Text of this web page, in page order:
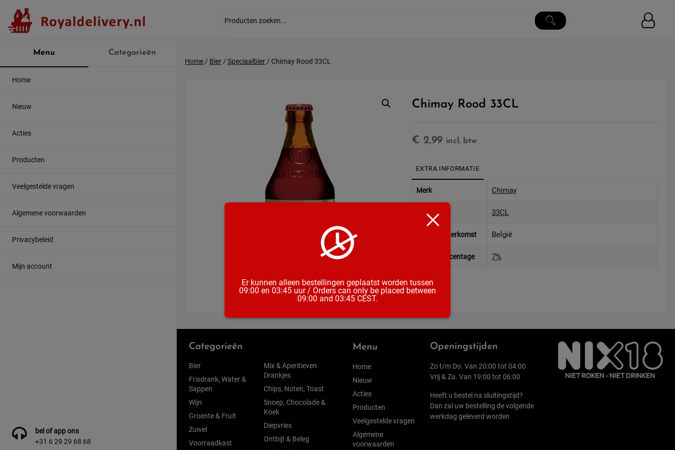
content
Menu Categorieën
Home
Nieuw
Acties
Producten
Veelgestelde vragen
Algemene voorwaarden
Privacybeleid
Mijn account
bel of app ons
+31 6 29 29 68 68
Home/ Bier/ Speciaalbier/ Chimay Rood 33CL
Chimay Rood 33CL
€ 2,99 incl. btw
EXTRA INFORMATIE
Merk Chimay
Inhoud 33CL
Land van herkomst België
Alcoholpercentage 7%
Categorieën
Bier
Frisdrank, Water &
Sappen
Wijn
Groente & Fruit
Zuivel
Voorraadkast
Mix & Aperitieven
Drankjes
Chips, Noten, Toast
Snoep, Chocolade &
Koek
Diepvries
Ontbijt & Beleg
Menu
Home
Nieuw
Acties
Producten
Veelgestelde vragen
Algemene
voorwaarden
Openingstijden
Zo t/m Do. Van 20:00 tot 04:00
Vrij & Za. Van 19:00 tot 06:00
Heeft u bestel na sluitingstijd?
Dan zal uw bestelling de volgende
werkdag geleverd worden
Er kunnen alleen bestellingen geplaatst worden tussen
09:00 en 03:45 uur / Orders can only be placed between
09:00 and 03:45 CEST.